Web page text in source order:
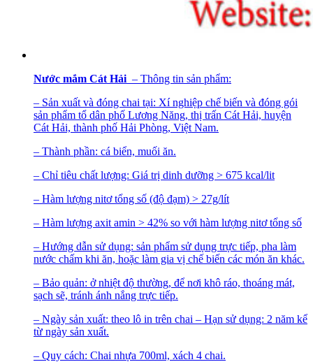
Nước mắm Cát Hải – Thông tin sản phẩm:
– Sản xuất và đóng chai tại: Xí nghiệp chế biến và đóng gói
sản phẩm tổ dân phố Lương Năng, thị trấn Cát Hải, huyện
Cát Hải, thành phố Hải Phòng, Việt Nam.
– Thành phần: cá biển, muối ăn.
– Chỉ tiêu chất lượng: Giá trị dinh dưỡng > 675 kcal/lit
– Hàm lượng nitơ tổng số (độ đạm) > 27g/lít
– Hàm lượng axit amin > 42% so với hàm lượng nitơ tổng số
– Hướng dẫn sử dụng: sản phẩm sử dụng trực tiếp, pha làm
nước chấm khi ăn, hoặc làm gia vị chế biến các món ăn khác.
– Bảo quản: ở nhiệt độ thường, để nơi khô ráo, thoáng mát,
sạch sẽ, tránh ánh nắng trực tiếp.
– Ngày sản xuất: theo lô in trên chai – Hạn sử dụng: 2 năm kể
từ ngày sản xuất.
– Quy cách: Chai nhựa 700ml, xách 4 chai.